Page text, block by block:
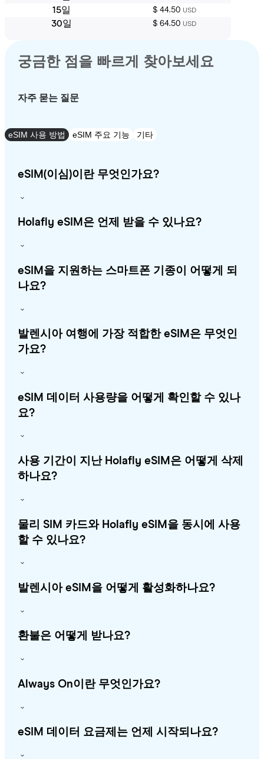
15일 $ 44.50 USD
30일 $ 64.50 USD
궁금한 점을 빠르게 찾아보세요
자주 묻는 질문
eSIM 사용 방법 eSIM 주요 기능 기타
eSIM(이심)이란 무엇인가요?
Holafly eSIM은 언제 받을 수 있나요?
eSIM을 지원하는 스마트폰 기종이 어떻게 되
나요?
발렌시아 여행에 가장 적합한 eSIM은 무엇인
가요?
eSIM 데이터 사용량을 어떻게 확인할 수 있나
요?
사용 기간이 지난 Holafly eSIM은 어떻게 삭제
하나요?
물리 SIM 카드와 Holafly eSIM을 동시에 사용
할 수 있나요?
발렌시아 eSIM을 어떻게 활성화하나요?
환불은 어떻게 받나요?
Always On이란 무엇인가요?
eSIM 데이터 요금제는 언제 시작되나요?